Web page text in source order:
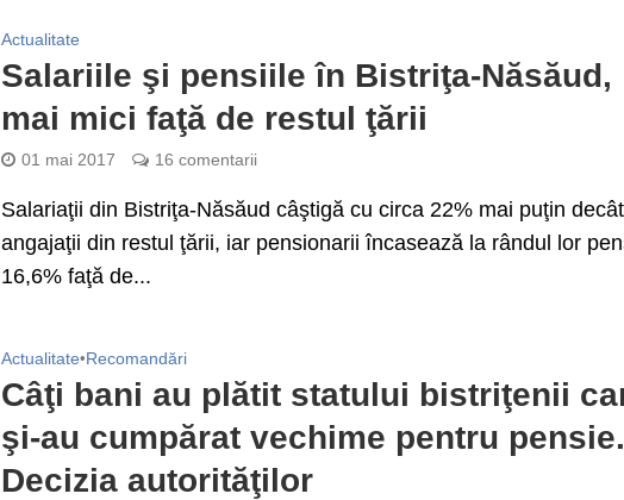
Actualitate
Salariile şi pensiile în Bistriţa-Năsăud,
mai mici faţă de restul ţării
01 mai 2017 16 comentarii
Salariaţii din Bistriţa-Năsăud câştigă cu circa 22% mai puţin decât
angajaţii din restul ţării, iar pensionarii încasează la rândul lor
16,6% faţă de...
Actualitate•Recomandări
Câţi bani au plătit statului bistriţenii
şi-au cumpărat vechime pentru pensie.
Decizia autorităţilor